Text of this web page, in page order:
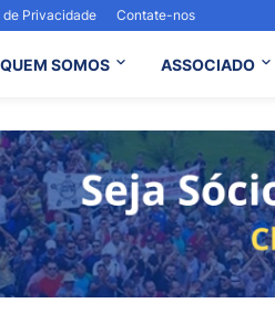
de Privacidade Contate-nos
QUEM SOMOS ASSOCIADO